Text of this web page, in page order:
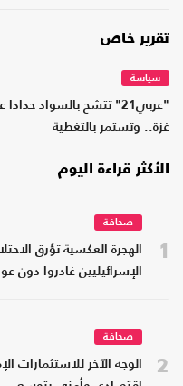
تقرير خاص
سياسة
"عربي21" تتشح بالسواد
غزة.. وتستمر بالتغطية
الأكثر قراءة اليوم
1
صحافة
الهجرة العكسية تؤرق
الإسرائيليين غادروا دون
2
صحافة
الوجه الآخر للاستثمارات